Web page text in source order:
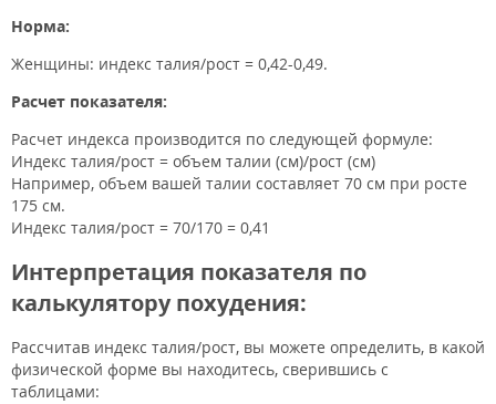
Норма:
Женщины: индекс талия/рост = 0,42-0,49.
Расчет показателя:
Расчет индекса производится по следующей формуле:
Индекс талия/рост = объем талии (см)/рост (см)
Например, объем вашей талии составляет 70 см при росте
175 см.
Индекс талия/рост = 70/170 = 0,41
Интерпретация показателя по
калькулятору похудения:
Рассчитав индекс талия/рост, вы можете определить, в какой
физической форме вы находитесь, сверившись с
таблицами: